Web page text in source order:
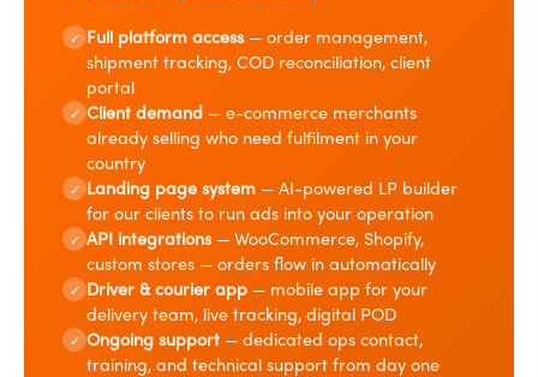
✓ Full platform access— order management,
shipment tracking, COD reconciliation, client
portal
✓ Client demand — e-commerce merchants
already selling who need fulfilment in your
country
✓ Landing page system — AI-powered LP builder
for our clients to run ads into your operation
✓ API integrations— WooCommerce, Shopify,
custom stores — orders flow in automatically
✓ Driver & courier app — mobile app for your
delivery team, live tracking, digital POD
✓ Ongoing support — dedicated ops contact,
training, and technical support from day one